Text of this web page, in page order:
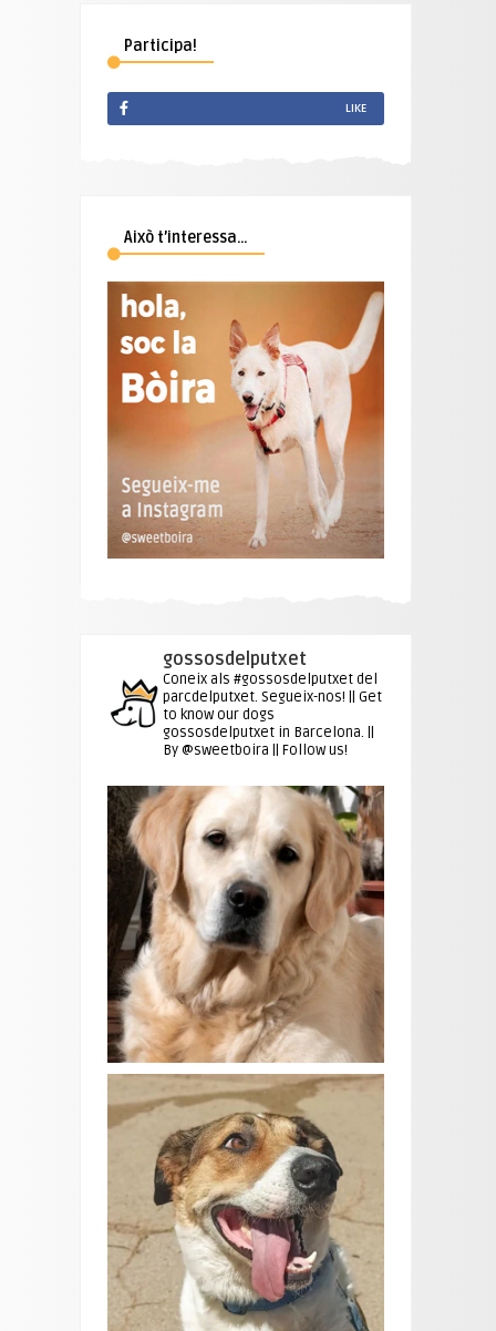
Participa!
LIKE
Això t’interessa…
gossosdelputxet
Coneix als #gossosdelputxet del
parcdelputxet. Segueix-nos! || Get
to know our dogs
gossosdelputxet in Barcelona. ||
By @sweetboira || Follow us!